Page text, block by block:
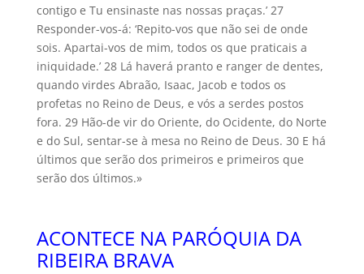
contigo e Tu ensinaste nas nossas praças.’ 27
Responder-vos-á: ‘Repito-vos que não sei de onde
sois. Apartai-vos de mim, todos os que praticais a
iniquidade.’ 28 Lá haverá pranto e ranger de dentes,
quando virdes Abraão, Isaac, Jacob e todos os
profetas no Reino de Deus, e vós a serdes postos
fora. 29 Hão-de vir do Oriente, do Ocidente, do Norte
e do Sul, sentar-se à mesa no Reino de Deus. 30 E há
últimos que serão dos primeiros e primeiros que
serão dos últimos.»
ACONTECE NA PARÓQUIA DA
RIBEIRA BRAVA